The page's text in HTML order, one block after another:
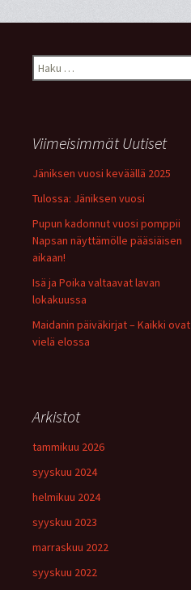
Haku:
Viimeisimmät Uutiset
Jäniksen vuosi keväällä 2025
Tulossa: Jäniksen vuosi
Pupun kadonnut vuosi pomppii
Napsan näyttämölle pääsiäisen
aikaan!
Isä ja Poika valtaavat lavan
lokakuussa
Maidanin päiväkirjat – Kaikki ovat
vielä elossa
Arkistot
tammikuu 2026
syyskuu 2024
helmikuu 2024
syyskuu 2023
marraskuu 2022
syyskuu 2022